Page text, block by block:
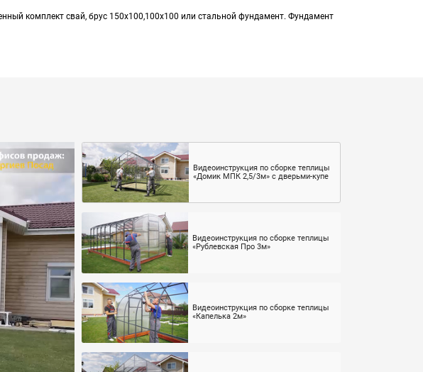
комплект свай, брус 150x100,100х100 или стальной фундамент. Фундамент
Видеоинструкция по сборке теплицы
«Домик МПК 2,5/3м» с дверьми-купе
Видеоинструкция по сборке теплицы
«Рублевская Про 3м»
Видеоинструкция по сборке теплицы
«Капелька 2м»